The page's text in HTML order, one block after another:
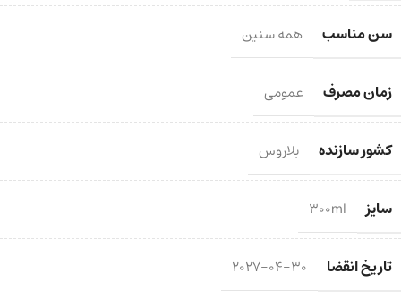
سن مناسب همه سنین
زمان مصرف عمومی
کشور سازنده بلاروس
سایز 300ml
تاریخ انقضا 2027-04-30